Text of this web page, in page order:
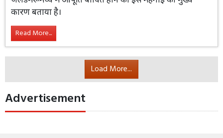
पश्चिम एशिया संकट के बीच बांग्लादेश में ईंधन की भारी कमी,
कीमतों में रिकॉर्ड़ बढोतरी
19 Apr 2026 14:31:45
पश्चिम एशिया संकट के बीच बांग्लादेश ने पेट्रोल,
डीजल और केरोसिन की कीमतों में 10-15% की
रिकॉर्ड वृद्धि की है। स्वचालित मूल्य निर्धारण
प्रणाली के तहत पेट्रोल अब 135 टका प्रति लीटर पहुंच गया है।
सरकार ने वैश्विक बाजार में अस्थिरता और होर्मुज जलडमरूमध्य में